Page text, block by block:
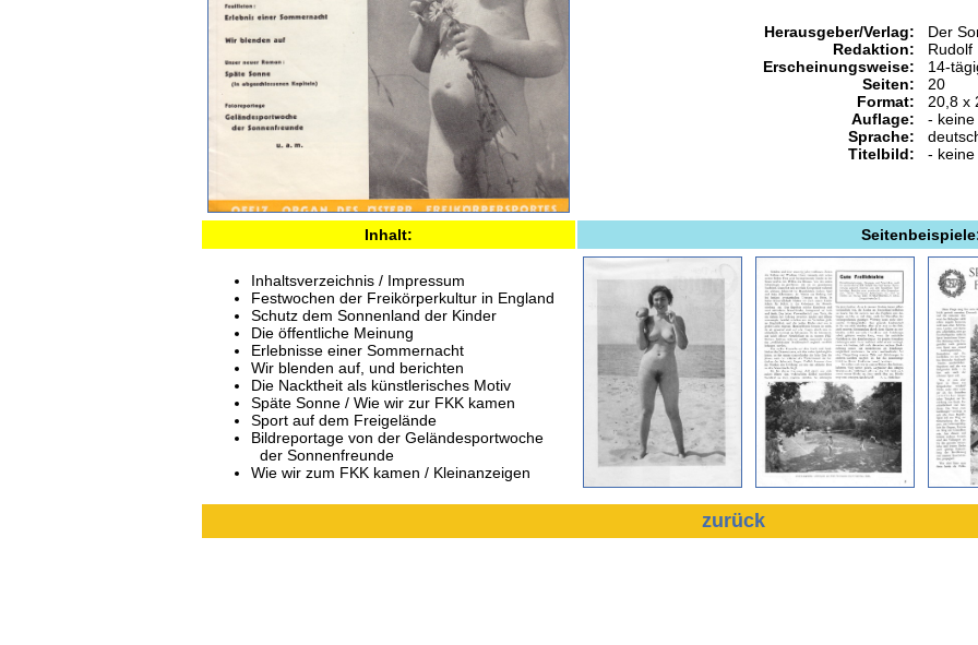
Herausgeber/Verlag:
Redaktion:
Erscheinungsweise:
Seiten:
Format:
Auflage:
Sprache:
Titelbild:
Der
Rudolf
14-
20
20,8 x
- keine
- keine
Inhalt:
Inhaltsverzeichnis / Impressum
Festwochen der Freikörperkultur in England
Schutz dem Sonnenland der Kinder
Die öffentliche Meinung
Erlebnisse einer Sommernacht
Wir blenden auf, und berichten
Die Nacktheit als künstlerisches Motiv
Späte Sonne / Wie wir zur FKK kamen
Sport auf dem Freigelände
Bildreportage von der Geländesportwoche
der Sonnenfreunde
Wie wir zum FKK kamen / Kleinanzeigen
zurück